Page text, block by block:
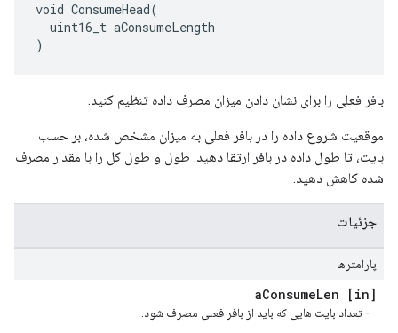
void ConsumeHead(
  uint16_t aConsumeLength
)
بافر فعلی را برای نشان دادن میزان مصرف داده تنظیم کنید.
موقعیت شروع داده را در بافر فعلی به میزان مشخص شده، بر حسب
بایت، تا طول داده در بافر ارتقا دهید. طول و طول کل را با مقدار مصرف
شده کاهش دهید.
جزئیات
پارامترها
[in] a
ConsumeLen
- تعداد بایت هایی که باید از بافر فعلی مصرف شود.